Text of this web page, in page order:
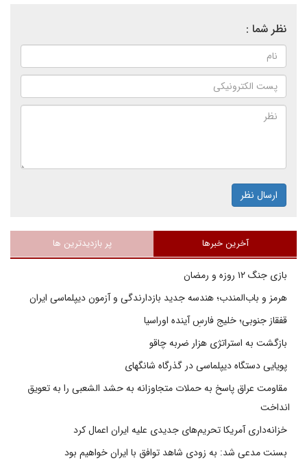
نظر شما :
ارسال نظر
آخرین خبرها پر بازدیدترین ها
بازی جنگ ۱۲ روزه و رمضان
هرمز و باب‌المندب؛ هندسه جدید بازدارندگی و آزمون دیپلماسی ایران
قفقاز جنوبی؛ خلیج فارسِ آینده اوراسیا
بازگشت به استراتژی هزار ضربه چاقو
پویایی دستگاه دیپلماسی در گذرگاه شانگهای
مقاومت عراق پاسخ به حملات متجاوزانه به حشد الشعبی را به تعویق
انداخت
خزانه‌داری آمریکا تحریم‌های جدیدی علیه ایران اعمال کرد
بسنت مدعی شد: به زودی شاهد توافق با ایران خواهیم بود